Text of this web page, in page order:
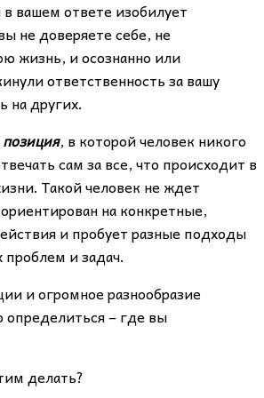
вашем ответе изобилует
не доверяете себе, не
жизнь, и осознанно или
ответственность за вашу
на других.
, в которой человек никого
сам за все, что происходит в
Такой человек не ждет
на конкретные,
и пробует разные подходы
и задач.
и огромное разнообразие
– где вы
делать?